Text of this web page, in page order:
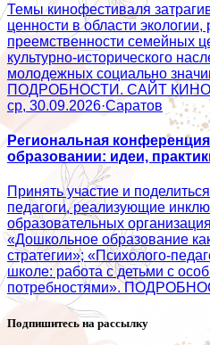
Темы кинофестиваля
ценности в области
преемственности семейных
культурно-исторического
молодежных социально
ПОДРОБНОСТИ. САЙТ
ср, 30.09.2026·Саратов
Региональная
образовании: идеи,
Принять участие и
педагоги, реализующие
образовательных
«Дошкольное образование
стратегии»;
школе: работа с детьми с
потребностями».
Подпишитесь на рассылку